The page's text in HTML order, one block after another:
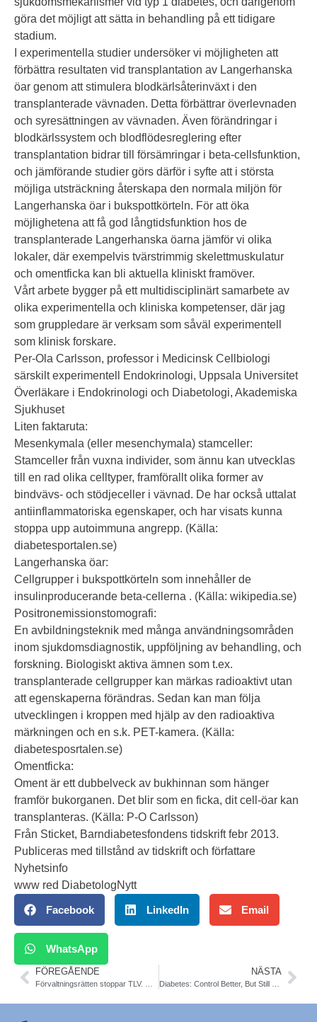
göra det möjligt att sätta in behandling på ett tidigare
stadium.
I experimentella studier undersöker vi möjligheten att
förbättra resultaten vid transplantation av Langerhanska
öar genom att stimulera blodkärlsåterinväxt i den
transplanterade vävnaden. Detta förbättrar överlevnaden
och syresättningen av vävnaden. Även förändringar i
blodkärlssystem och blodflödesreglering efter
transplantation bidrar till försämringar i beta-cellsfunktion,
och jämförande studier görs därför i syfte att i största
möjliga utsträckning återskapa den normala miljön för
Langerhanska öar i bukspottkörteln. För att öka
möjlighetena att få god långtidsfunktion hos de
transplanterade Langerhanska öarna jämför vi olika
lokaler, där exempelvis tvärstrimmig skelettmuskulatur
och omentficka kan bli aktuella kliniskt framöver.
Vårt arbete bygger på ett multidisciplinärt samarbete av
olika experimentella och kliniska kompetenser, där jag
som gruppledare är verksam som såväl experimentell
som klinisk forskare.
Per-Ola Carlsson, professor i Medicinsk Cellbiologi
särskilt experimentell Endokrinologi, Uppsala Universitet
Överläkare i Endokrinologi och Diabetologi, Akademiska
Sjukhuset
Liten faktaruta:
Mesenkymala (eller mesenchymala) stamceller:
Stamceller från vuxna individer, som ännu kan utvecklas
till en rad olika celltyper, framförallt olika former av
bindvävs- och stödjeceller i vävnad. De har också uttalat
antiinflammatoriska egenskaper, och har visats kunna
stoppa upp autoimmuna angrepp. (Källa:
diabetesportalen.se)
Langerhanska öar:
Cellgrupper i bukspottkörteln som innehåller de
insulinproducerande beta-cellerna . (Källa: wikipedia.se)
Positronemissionstomografi:
En avbildningsteknik med många användningsområden
inom sjukdomsdiagnostik, uppföljning av behandling, och
forskning. Biologiskt aktiva ämnen som t.ex.
transplanterade cellgrupper kan märkas radioaktivt utan
att egenskaperna förändras. Sedan kan man följa
utvecklingen i kroppen med hjälp av den radioaktiva
märkningen och en s.k. PET-kamera. (Källa:
diabetesposrtalen.se)
Omentficka:
Oment är ett dubbelveck av bukhinnan som hänger
framför bukorganen. Det blir som en ficka, dit cell-öar kan
transplanteras. (Källa: P-O Carlsson)
Från Sticket, Barndiabetesfondens tidskrift febr 2013.
Publiceras med tillstånd av tidskrift och författare
Nyhetsinfo
www red DiabetologNytt
Facebook LinkedIn Email
WhatsApp
FÖREGÅENDE NÄSTA